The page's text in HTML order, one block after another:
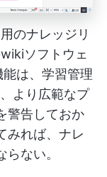
のナレッジリ
ソフトウェ
は、学習管理
より広範なプ
警告しておか
みれば、ナレ
ない。